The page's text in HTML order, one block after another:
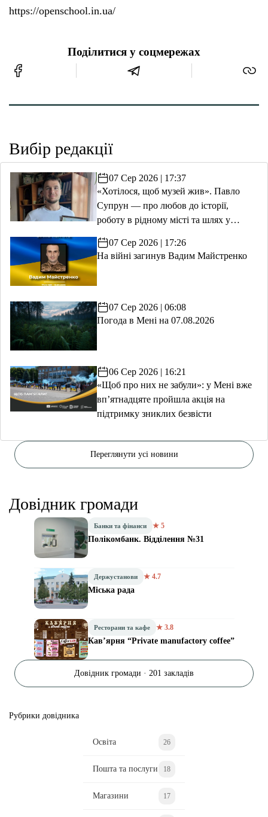
https://openschool.in.ua/
Поділитися у соцмережах
Вибір редакції
07 Сер 2026 | 17:37
«Хотілося, щоб музей жив». Павло
Супрун — про любов до історії,
роботу в рідному місті та шлях у
07 Сер 2026 | 17:26
На війні загинув Вадим Майстренко
07 Сер 2026 | 06:08
Погода в Мені на 07.08.2026
06 Сер 2026 | 16:21
«Щоб про них не забули»: у Мені вже
вп’ятнадцяте пройшла акція на
підтримку зниклих безвісти
Переглянути усі новини
Довідник громади
Банки та фінанси ★ 5
Полікомбанк. Відділення №31
Держустанови ★ 4.7
Міська рада
Ресторани та кафе ★ 3.8
Кав’ярня “Private manufactory coffee”
Довідник громади · 201 закладів
Рубрики довідника
Освіта 26
Пошта та послуги 18
Магазини 17